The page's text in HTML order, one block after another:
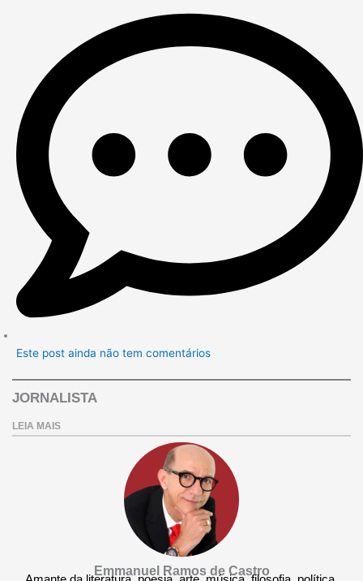
Este post ainda não tem comentários
JORNALISTA
LEIA MAIS
Emmanuel Ramos de Castro